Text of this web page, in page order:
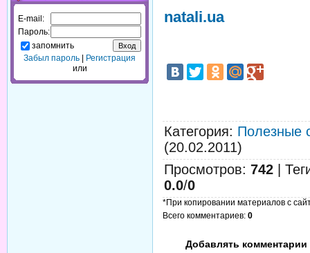
E-mail:
Пароль:
запомнить
Забыл пароль
Регистрация
или
natali.ua
Категория: Полезные
(20.02.2011)
Просмотров: 742
0.0/0
*При копировании материалов с
Всего комментариев: 0
Добавлять комментарии